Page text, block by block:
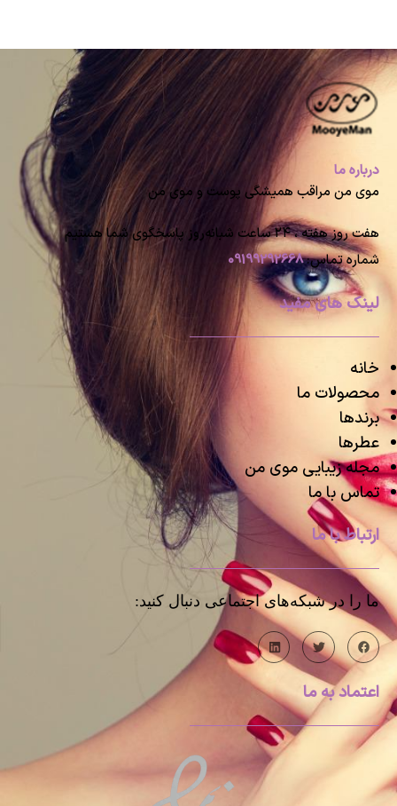
درباره ما
موی من مراقب همیشگی پوست و موی من
هفت روز هفته ، ۲۴ ساعت شبانه‌روز پاسخگوی شما هستیم
شماره تماس:09199292668
لینک های مفید
خانه
محصولات ما
برندها
عطرها
مجله زیبایی موی من
تماس با ما
ارتباط با ما
ما را در شبکه‌های اجتماعی دنبال کنید:
اعتماد به ما